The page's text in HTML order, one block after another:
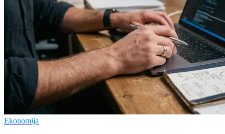
Ekonomija